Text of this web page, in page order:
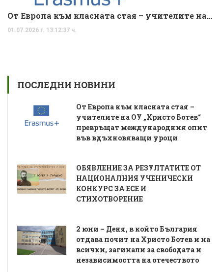
От Европа към класната стая – учителите на ОУ „Христо Ботев“ превръщат международния опит във вдъхновяващи уроци
01.07.2026 г. 13:12:37 ч.
ПОСЛЕДНИ НОВИНИ
От Европа към класната стая –
учителите на ОУ „Христо Ботев“
превръщат международния опит
във вдъхновяващи уроци
ОБЯВЛЕНИЕ ЗА РЕЗУЛТАТИТЕ ОТ
НАЦИОНАЛНИЯ УЧЕНИЧЕСКИ
КОНКУРС ЗА ЕСЕ И
СТИХОТВОРЕНИЕ
2 юни – Деня, в който България
отдава почит на Христо Ботев и на
всички, загинали за свободата и
независимостта на отечеството